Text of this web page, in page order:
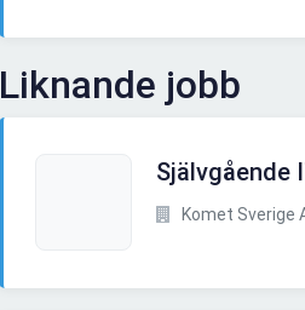
Liknande jobb
Självgående
Komet Sverige